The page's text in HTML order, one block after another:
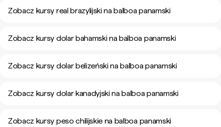
Zobacz kursy real brazylijski na balboa panamski
Zobacz kursy dolar bahamski na balboa panamski
Zobacz kursy dolar belizeński na balboa panamski
Zobacz kursy dolar kanadyjski na balboa panamski
Zobacz kursy peso chilijskie na balboa panamski